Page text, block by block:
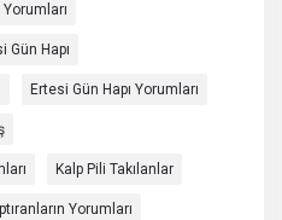
Gün Hapı
Ertesi Gün Hapı Yorumları
Kalp Pili Takılanlar
Yorumları